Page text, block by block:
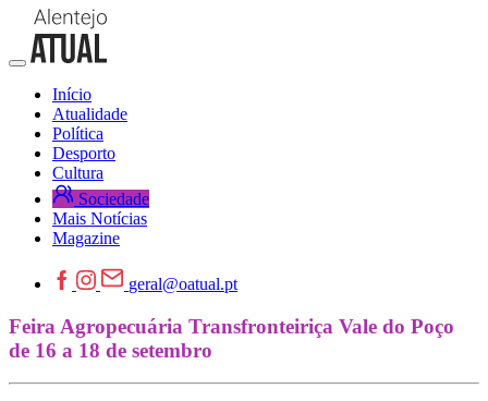
Início
Atualidade
Política
Desporto
Cultura
Sociedade
Mais Notícias
Magazine
geral@oatual.pt
Feira Agropecuária Transfronteiriça Vale do Poço
de 16 a 18 de setembro